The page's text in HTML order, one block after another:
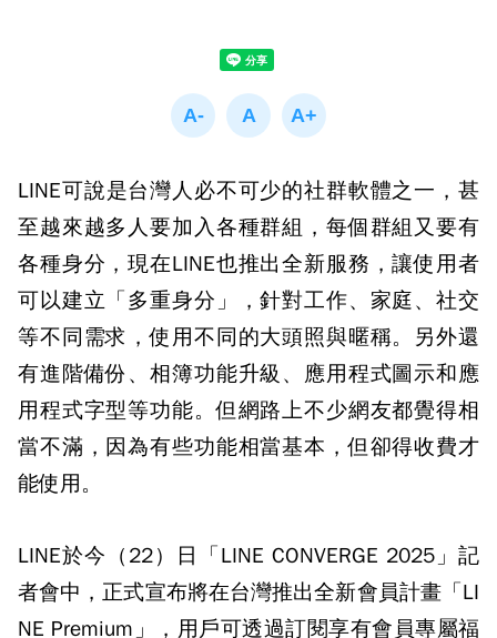
LINE可說是台灣人必不可少的社群軟體之一，甚
至越來越多人要加入各種群組，每個群組又要有
各種身分，現在LINE也推出全新服務，讓使用者
可以建立「多重身分」，針對工作、家庭、社交
等不同需求，使用不同的大頭照與暱稱。另外還
有進階備份、相簿功能升級、應用程式圖示和應
用程式字型等功能。但網路上不少網友都覺得相
當不滿，因為有些功能相當基本，但卻得收費才
能使用。
LINE於今（22）日「LINE CONVERGE 2025」記
者會中，正式宣布將在台灣推出全新會員計畫「LI
NE Premium」，用戶可透過訂閱享有會員專屬福